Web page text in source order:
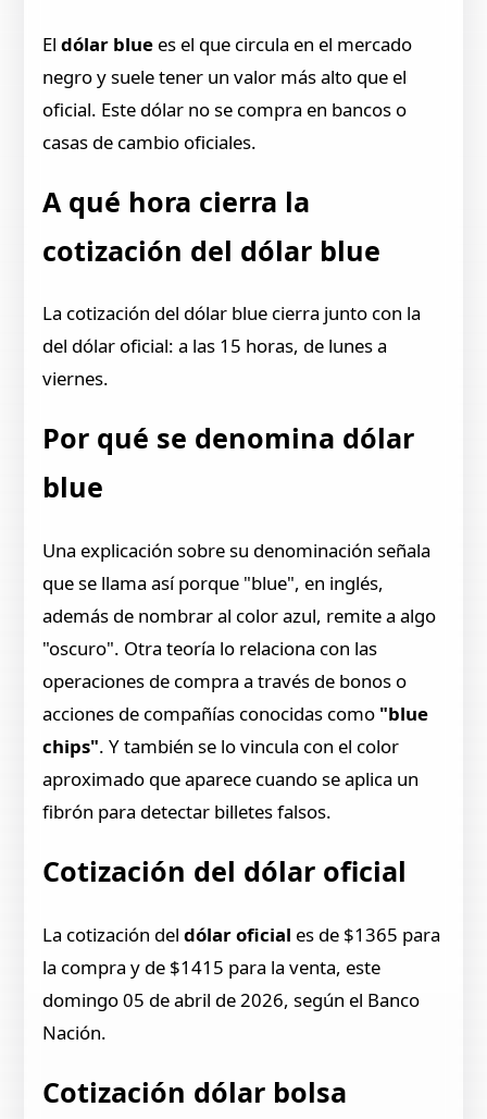
Eldólar blue es el que circula en el mercado
negro y suele tener un valor más alto que el
oficial. Este dólar no se compra en bancos o
casas de cambio oficiales.
A qué hora cierra la
cotización del dólar blue
La cotización del dólar blue cierra junto con la
del dólar oficial: a las 15 horas, de lunes a
viernes.
Por qué se denomina dólar
blue
Una explicación sobre su denominación señala
que se llama así porque "blue", en inglés,
además de nombrar al color azul, remite a algo
"oscuro". Otra teoría lo relaciona con las
operaciones de compra a través de bonos o
acciones de compañías conocidas como "blue
chips". Y también se lo vincula con el color
aproximado que aparece cuando se aplica un
fibrón para detectar billetes falsos.
Cotización del dólar oficial
La cotización deldólar oficial es de $1365 para
la compra y de $1415 para la venta, este
domingo 05 de abril de 2026, según el Banco
Nación.
Cotización dólar bolsa